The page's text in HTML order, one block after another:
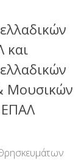
και
Μουσικών